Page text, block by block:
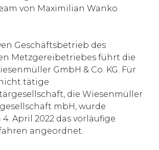
von Maximilian Wanko
Geschäftsbetrieb des
Metzgereibetriebes führt die
GmbH & Co. KG. Für
tätige
die Wiesenmüller
mbH, wurde
April 2022 das vorläufige
angeordnet.